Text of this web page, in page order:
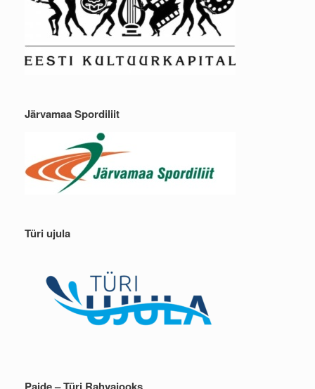
Järvamaa Spordiliit
Türi ujula
Paide – Türi Rahvajooks